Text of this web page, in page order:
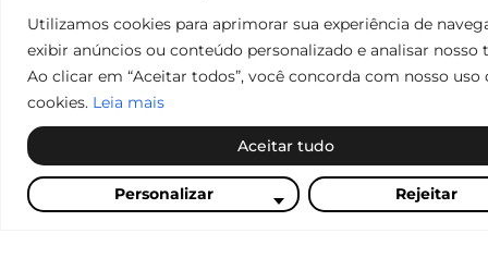
Utilizamos cookies para aprimorar sua experiência de
exibir anúncios ou conteúdo personalizado e analisar nosso
Ao clicar em “Aceitar todos”, você concorda com nosso uso
cookies. Leia mais
Personalizar Rejeitar
Aceitar tudo
Redes Sociais